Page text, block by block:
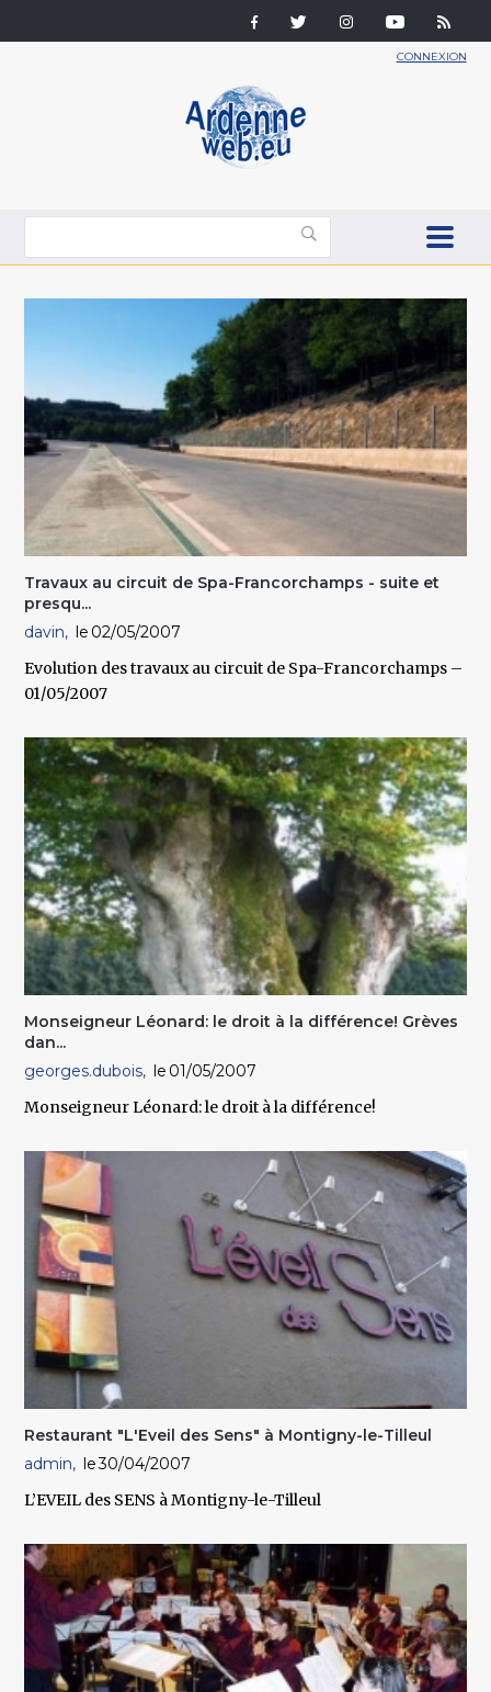
CONNEXION
Travaux au circuit de Spa-Francorchamps - suite et
presqu...
davin
02/05/2007
Evolution des travaux au circuit de Spa-Francorchamps –
01/05/2007
Monseigneur Léonard: le droit à la différence! Grèves
dan...
georges.dubois
01/05/2007
Monseigneur Léonard: le droit à la différence!
Restaurant "L'Eveil des Sens" à Montigny-le-Tilleul
admin
30/04/2007
L’EVEIL des SENS à Montigny-le-Tilleul